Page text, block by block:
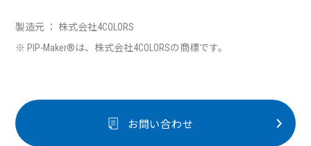
製造元 ： 株式会社4COLORS
※ PIP-Maker®は、株式会社4COLORSの商標です。
お問い合わせ